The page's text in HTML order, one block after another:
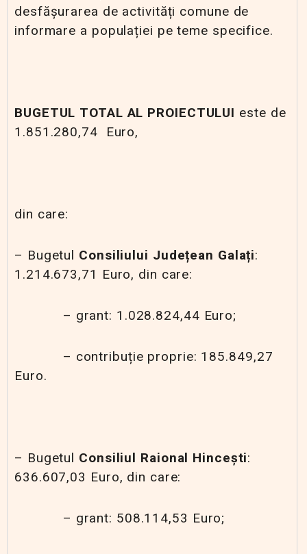
desfășurarea de activități comune de
informare a populației pe teme specifice.
BUGETUL TOTAL AL PROIECTULUI este de
1.851.280,74 Euro,
din care:
– Bugetul Consiliului Județean Galați:
1.214.673,71 Euro, din care:
– grant: 1.028.824,44 Euro;
– contribuție proprie: 185.849,27
Euro.
– Bugetul Consiliul Raional Hincești:
636.607,03 Euro, din care:
– grant: 508.114,53 Euro;